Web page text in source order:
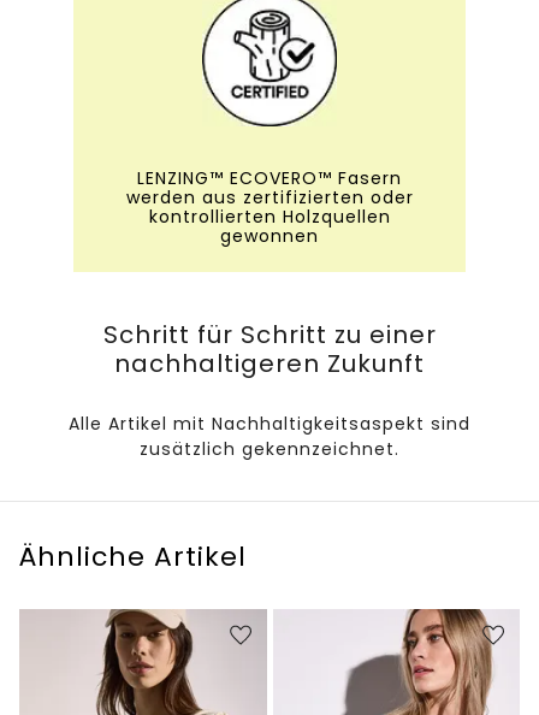
LENZING™ ECOVERO™ Fasern
werden aus zertifizierten oder
kontrollierten Holzquellen
gewonnen
Schritt für Schritt zu einer
nachhaltigeren Zukunft
Alle Artikel mit Nachhaltigkeitsaspekt sind
zusätzlich gekennzeichnet.
Ähnliche Artikel